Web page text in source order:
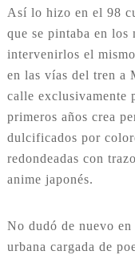
Así lo hizo en el 98
que se pintaba en los
intervenirlos el
en las vías del tren a
calle exclusivamente
primeros años crea
dulcificados por
redondeadas con
anime japonés.
No dudó de nuevo
urbana cargada de